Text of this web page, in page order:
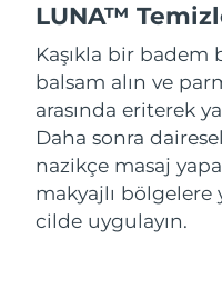
LUNA™
Kaşıkla bir
balsam alın ve
arasında eriterek
Daha sonra
nazikçe masaj
makyajlı
cilde uygulayın.